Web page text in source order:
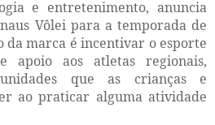
e entretenimento, anuncia
Vôlei para a temporada de
da marca é incentivar o esporte
apoio aos atletas regionais,
que as crianças e
ao praticar alguma atividade